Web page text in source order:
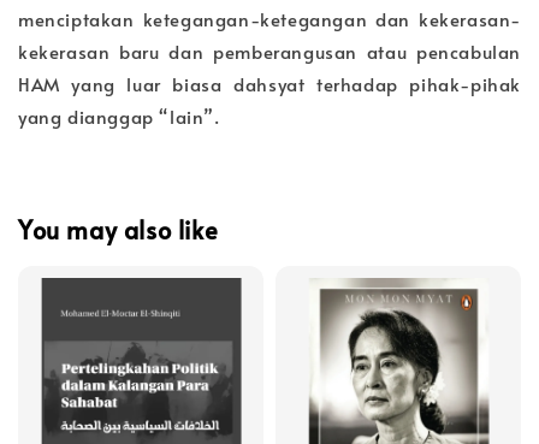
menciptakan ketegangan-ketegangan dan kekerasan-
kekerasan baru dan pemberangusan atau pencabulan
HAM yang luar biasa dahsyat terhadap pihak-pihak
yang dianggap “lain”.
You may also like